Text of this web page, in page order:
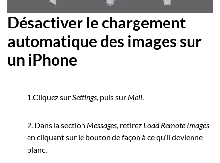
Désactiver le chargement
automatique des images sur
un iPhone
1.Cliquez surSettings, puis sur Mail.
2. Dans la section Messages, retirez Load Remote Images
en cliquant sur le bouton de façon à ce qu’il devienne
blanc.